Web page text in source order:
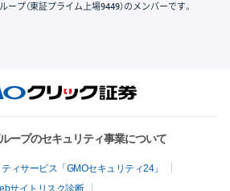
プ（東証プライム上場9449）のメンバーです。
ープのセキュリティ事業について
ィサービス「GMOセキュリティ24」
サイトリスク診断